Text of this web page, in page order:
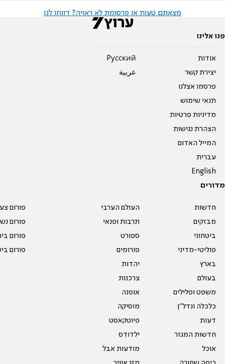
מצאתם טעות או פרסומת לא ראויה? דווחו לנו
פנו אלינו
אודות
יצירת קשר
פרסמו אצלנו
תנאי שימוש
מדיניות פרטיות
הצהרת נגישות
המייל האדום
עברית
English
Pусский
عربية
מדורים
חדשות
מבזקים
ביטחוני
פוליטי-מדיני
בארץ
בעולם
משפט ופלילים
כלכלה ונדל"ן
דעות
חדשות המגזר
אוכל
העולם הערבי
תרבות ופנאי
ספורט
פורומים
יהדות
צרכנות
אופנה
מוסיקה
פיוטקאסט
ילדודס
מודעות אבל
פורום
פורום
פורום
פורום